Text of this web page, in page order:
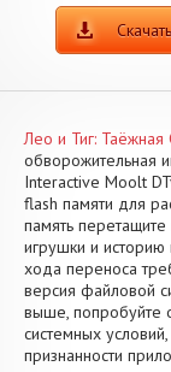
Лео и Тиг: Таёжная
обворожительная
Interactive Moolt
flash памяти для
память
игрушки и
хода переноса
версия файловой
выше, попробуйте
системных
признанности